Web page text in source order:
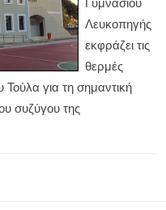
Γυμνασίου
Λευκοπηγής
εκφράζει τις
θερμές
για τη σημαντική
συζύγου της